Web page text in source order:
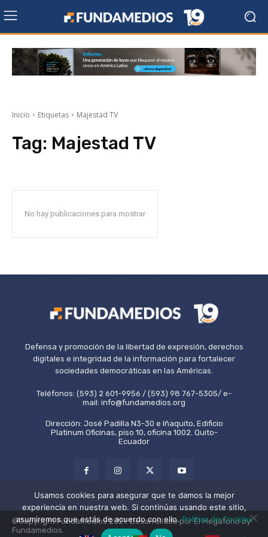
Inicio Etiquetas Majestad TV
Tag: Majestad TV
No hay publicaciones para mostrar
Defensa y promoción de la libertad de expresión, derechos
digitales e integridad de la información para fortalecer
sociedades democráticas en las Américas.
Teléfonos: (593) 2 601-9956 / (593) 98 767-5305/ e-
mail: info@fundamedios.org
Dirección: José Padilla N3-30 e Iñaquito, Edificio
Platinum Oficinas, piso 10, oficina 1002. Quito-
Ecuador
©Copyright Fundamedios 2021. Desarrollado por El Megáfono by
Fundamedios.
Usamos cookies para asegurar que te damos la mejor
experiencia en nuestra web. Si continúas usando este sitio,
asumiremos que estás de acuerdo con ello.Política de Cookies